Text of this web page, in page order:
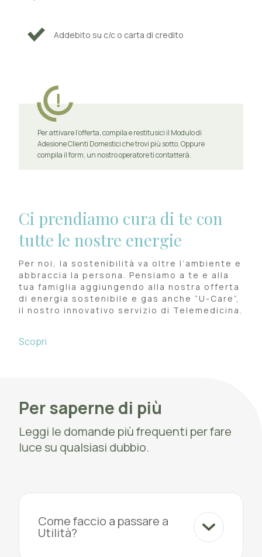
Addebito su c/c o carta di credito
Per attivare l’offerta, compila e restitusici il Modulo di
Adesione Clienti Domestici che trovi più sotto. Oppure
compila il form, un nostro operatore ti contatterà.
Ci prendiamo cura di te con
tutte le nostre energie
Per noi, la sostenibilità va oltre l’ambiente e
abbraccia la persona. Pensiamo a te e alla
tua famiglia aggiungendo alla nostra offerta
di energia sostenibile e gas anche “U-Care”,
il nostro innovativo servizio di Telemedicina.
Scopri
Per saperne di più
Leggi le domande più frequenti per fare
luce su qualsiasi dubbio.
Come faccio a passare a
Utilità?